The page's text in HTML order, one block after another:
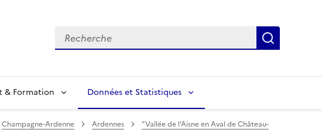
Recherche
& Formation Données et Statistiques
Champagne-Ardenne Ardennes
"Vallée de l’Aisne en Aval de Château-